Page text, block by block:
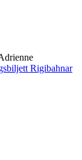
Rigibahnar